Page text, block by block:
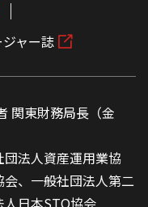
ャー誌
関東財務局長（金
法人資産運用業協
、一般社団法人第二